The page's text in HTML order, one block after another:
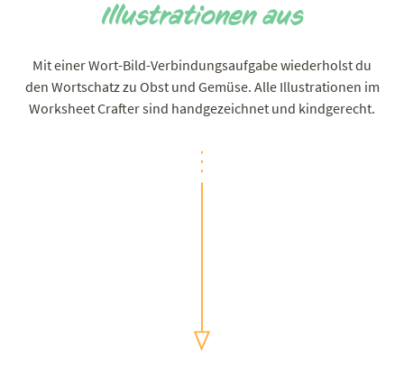
Illustrationen aus
Mit einer Wort-Bild-Verbindungsaufgabe wiederholst du
den Wortschatz zu Obst und Gemüse. Alle Illustrationen im
Worksheet Crafter sind handgezeichnet und kindgerecht.